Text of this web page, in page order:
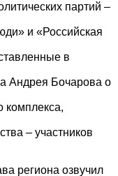
партий –
и «Российская
в
Андрея Бочарова о
комплекса,
– участников
региона озвучил